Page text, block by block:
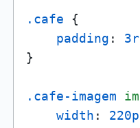
.cafe {
padding :
}
.cafe-imagem
width :